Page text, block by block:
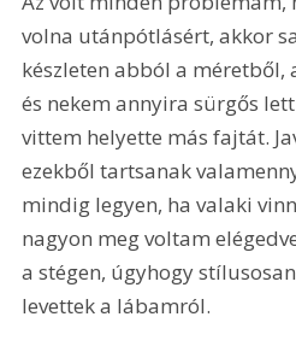
volna utánpótlásért, akkor
készleten abból a méretből,
és nekem annyira sürgős
vittem helyette más fajtát.
ezekből tartsanak
mindig legyen, ha valaki
nagyon meg voltam
a stégen, úgyhogy
levettek a lábamról.